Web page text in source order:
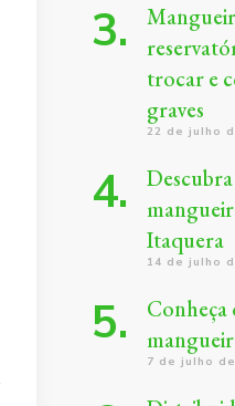
trocar e
graves
22 de julho
Itaquera
14 de julho
7 de julho